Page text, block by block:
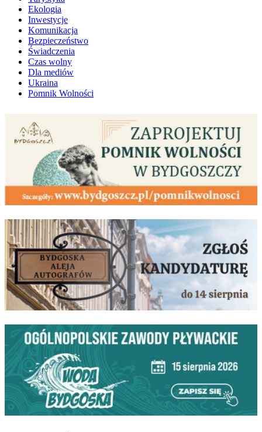
Ekologia
Inwestycje
Komunikacja
Bezpieczeństwo
Świadczenia
Czas wolny
Dla mediów
Ukraina
Pomnik Wolności